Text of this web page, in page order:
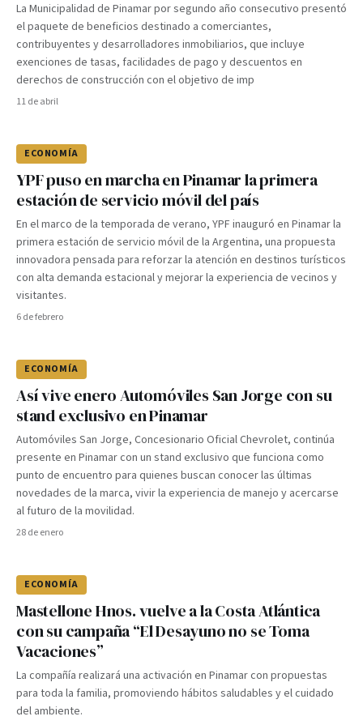
La Municipalidad de Pinamar por segundo año consecutivo presentó
el paquete de beneficios destinado a comerciantes,
contribuyentes y desarrolladores inmobiliarios, que incluye
exenciones de tasas, facilidades de pago y descuentos en
derechos de construcción con el objetivo de imp
11 de abril
ECONOMÍA
YPF puso en marcha en Pinamar la primera
estación de servicio móvil del país
En el marco de la temporada de verano, YPF inauguró en Pinamar la
primera estación de servicio móvil de la Argentina, una propuesta
innovadora pensada para reforzar la atención en destinos turísticos
con alta demanda estacional y mejorar la experiencia de vecinos y
visitantes.
6 de febrero
ECONOMÍA
Así vive enero Automóviles San Jorge con su
stand exclusivo en Pinamar
Automóviles San Jorge, Concesionario Oficial Chevrolet, continúa
presente en Pinamar con un stand exclusivo que funciona como
punto de encuentro para quienes buscan conocer las últimas
novedades de la marca, vivir la experiencia de manejo y acercarse
al futuro de la movilidad.
28 de enero
ECONOMÍA
Mastellone Hnos. vuelve a la Costa Atlántica
con su campaña “El Desayuno no se Toma
Vacaciones”
La compañía realizará una activación en Pinamar con propuestas
para toda la familia, promoviendo hábitos saludables y el cuidado
del ambiente.